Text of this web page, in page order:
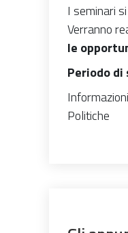
I seminari
Verranno
le
Periodo
Politiche